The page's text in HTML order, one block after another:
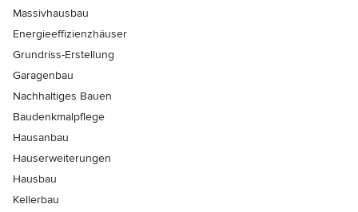
Massivhausbau
Energieeffizienzhäuser
Grundriss-Erstellung
Garagenbau
Nachhaltiges Bauen
Baudenkmalpflege
Hausanbau
Hauserweiterungen
Hausbau
Kellerbau